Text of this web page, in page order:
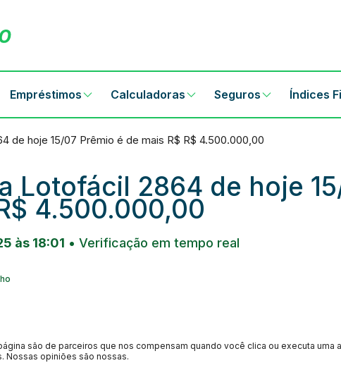
Empréstimos Calculadoras Seguros Índices
de hoje 15/07 Prêmio é de mais R$ R$ 4.500.000,00
Lotofácil 2864 de hoje
4.500.000,00
às 18:01 • Verificação em tempo real
são de parceiros que nos compensam quando você clica ou executa uma
Nossas opiniões são nossas.